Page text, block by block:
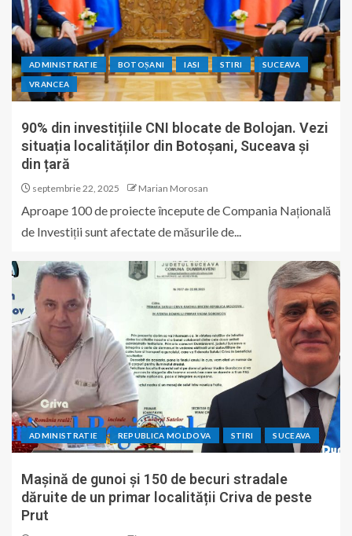
ADMINISTRATIE BOTOȘANI IASI STIRI SUCEAVA
VRANCEA
90% din investițiile CNI blocate de Bolojan. Vezi
situația localităților din Botoșani, Suceava și
din țară
septembrie 22, 2025 Marian Morosan
Aproape 100 de proiecte începute de Compania Națională
de Investiții sunt afectate de măsurile de...
ADMINISTRATIE REPUBLICA MOLDOVA STIRI SUCEAVA
Mașină de gunoi și 150 de becuri stradale
dăruite de un primar localității Criva de peste
Prut